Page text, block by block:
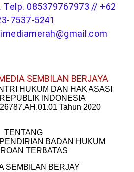
Telp. 085379767973 // +62
7537-5241
SEMBILAN BERJAYA
HUKUM DAN HAK ASASI
INDONESIA
Tahun 2020
TENTANG
BADAN HUKUM
TERBATAS
SEMBILAN BERJAY